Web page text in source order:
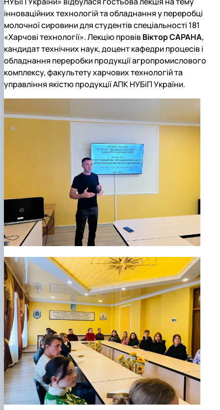
інноваційних технологій та обладнання у переробці
молочної сировини для студентів спеціальності 181
«Харчові технології». Лекцію провівВіктор САРАНА,
кандидат технічних наук, доцент кафедри процесів і
обладнання переробки продукції агропромислового
комплексу, факультету харчових технологій та
управління якістю продукції АПК НУБіП України.